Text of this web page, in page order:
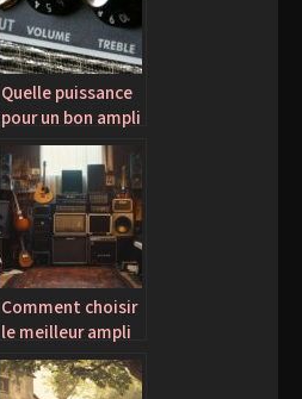
Quelle puissance
pour un bon ampli
pour batterie
électronique?
Décryptage
expert des watts
nécessaires
Comment choisir
le meilleur ampli
pour guitare et
basse électrique ?